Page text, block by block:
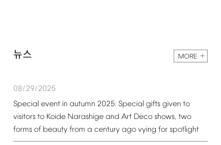
뉴스 MORE
08/29/2025
Special event in autumn 2025: Special gifts given to
visitors to Koide Narashige and Art Deco shows, two
forms of beauty from a century ago vying for spotlight